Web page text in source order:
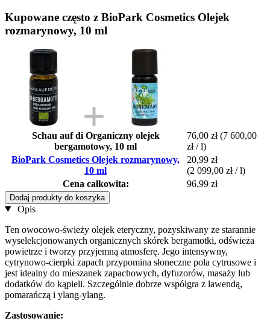
Kupowane często z BioPark Cosmetics Olejek
rozmarynowy, 10 ml
Schau auf di Organiczny olejek
bergamotowy, 10 ml
76,00 zł (7 600,00
zł / l)
BioPark Cosmetics Olejek rozmarynowy,
10 ml
20,99 zł
(2 099,00 zł / l)
Cena całkowita:
96,99 zł
Dodaj produkty do koszyka
Opis
Ten owocowo-świeży olejek eteryczny, pozyskiwany ze starannie
wyselekcjonowanych organicznych skórek bergamotki, odświeża
powietrze i tworzy przyjemną atmosferę. Jego intensywny,
cytrynowo-cierpki zapach przypomina słoneczne pola cytrusowe i
jest idealny do mieszanek zapachowych, dyfuzorów, masaży lub
dodatków do kąpieli. Szczególnie dobrze współgra z lawendą,
pomarańczą i ylang-ylang.
Zastosowanie: